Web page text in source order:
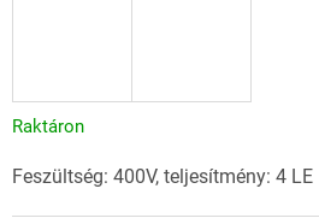
Raktáron
Feszültség: 400V, teljesítmény: 4 LE